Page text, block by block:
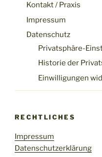
Kontakt / Praxis
Impressum
Datenschutz
Privatsphäre-
Historie der
Einwilligungen
RECHTLICHES
Impressum
Datenschutzerklärung